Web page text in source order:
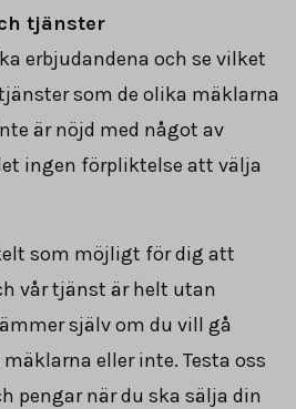
tjänster
erbjudandena och se vilket
som de olika mäklarna
är nöjd med något av
ingen förpliktelse att välja
som möjligt för dig att
vår tjänst är helt utan
själv om du vill gå
eller inte. Testa oss
pengar när du ska sälja din